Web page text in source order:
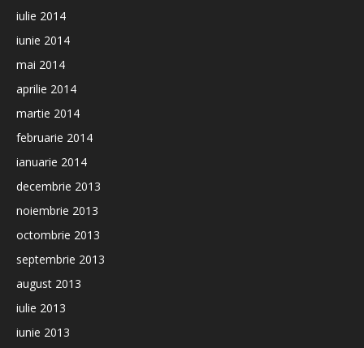
iulie 2014
iunie 2014
mai 2014
aprilie 2014
martie 2014
februarie 2014
ianuarie 2014
decembrie 2013
noiembrie 2013
octombrie 2013
septembrie 2013
august 2013
iulie 2013
iunie 2013